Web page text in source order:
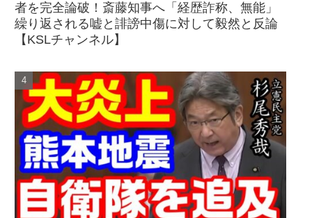
者を完全論破！斎藤知事へ「経歴詐称、無能」
繰り返される嘘と誹謗中傷に対して毅然と反論
【KSLチャンネル】